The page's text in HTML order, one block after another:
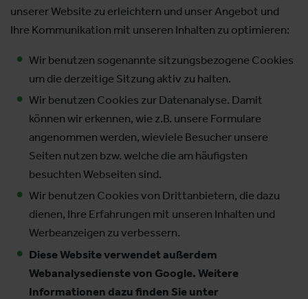
unserer Website zu erleichtern und unser Angebot und
Ihre Kommunikation mit unseren Inhalten zu optimieren:
Wir benutzen sogenannte sitzungsbezogene Cookies
um die derzeitige Sitzung aktiv zu halten.
Wir benutzen Cookies zur Datenanalyse. Damit
können wir erkennen, wie z.B. unsere Formulare
angenommen werden, wieviele Besucher unsere
Seiten nutzen bzw. welche die am häufigsten
besuchten Webseiten sind.
Wir benutzen Cookies von Drittanbietern, die dazu
dienen, Ihre Erfahrungen mit unseren Inhalten und
Werbeanzeigen zu verbessern.
Diese Website verwendet außerdem
Webanalysedienste von Google. Weitere
Informationen dazu finden Sie unter